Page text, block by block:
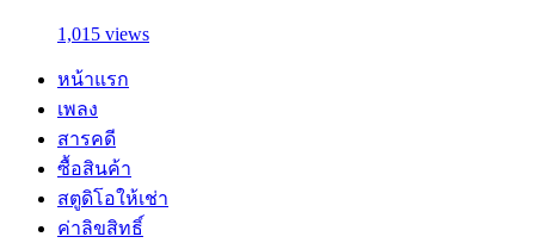
1,015 views
หน้าแรก
เพลง
สารคดี
ซื้อสินค้า
สตูดิโอให้เช่า
ค่าลิขสิทธิ์